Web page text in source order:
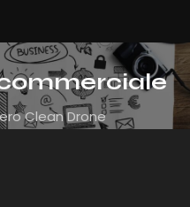
Clean Drone